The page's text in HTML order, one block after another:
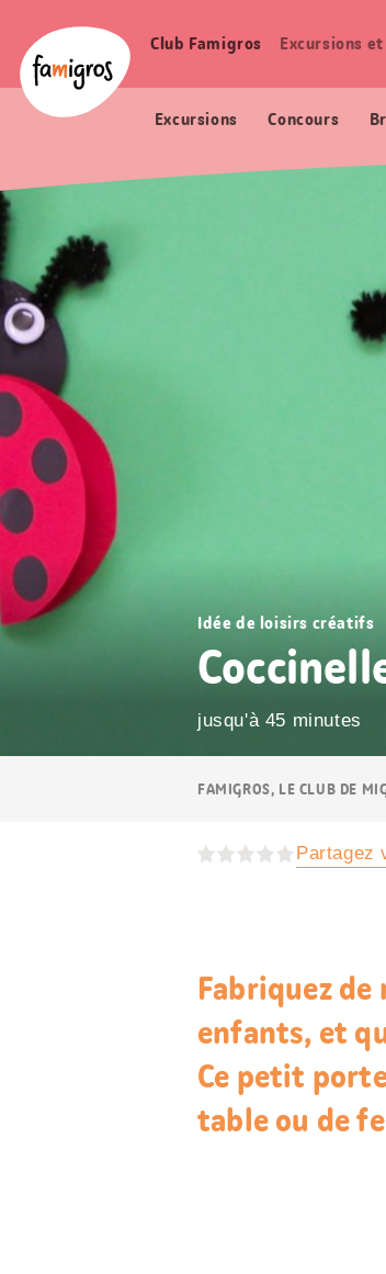
navigation
Logo
Navigation
Club Famigros Excursions
Excursions Concours
FAMIGROS, LE CLUB DE
Partagez
Idée de loisirs créatifs
jusqu'à 45 minutes
Fabriquez de
enfants, et
Ce petit
table ou de